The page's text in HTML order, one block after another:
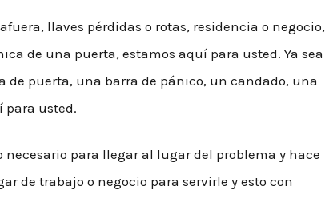
llaves pérdidas o rotas, residencia o negocio,
de una puerta, estamos aquí para usted. Ya sea
de puerta, una barra de pánico, un candado, una
para usted.
necesario para llegar al lugar del problema y hace
de trabajo o negocio para servirle y esto con